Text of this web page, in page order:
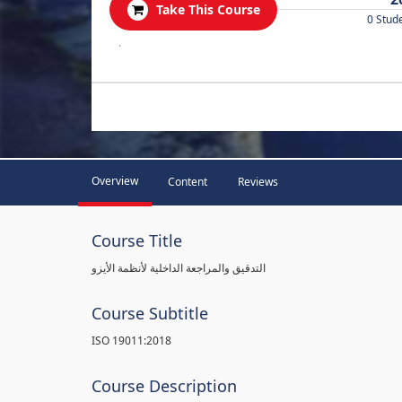
Take This Course
0
.
Overview Content Reviews
Course Title
التدقيق والمراجعة الداخلية لأنظمة الأيزو
Course Subtitle
ISO 19011:2018
Course Description